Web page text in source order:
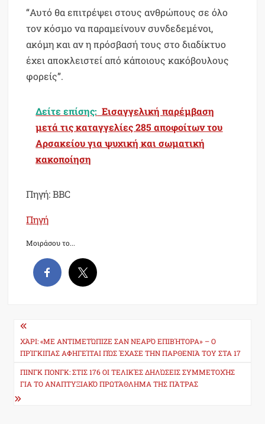
“Αυτό θα επιτρέψει στους ανθρώπους σε όλο
τον κόσμο να παραμείνουν συνδεδεμένοι,
ακόμη και αν η πρόσβασή τους στο διαδίκτυο
έχει αποκλειστεί από κάποιους κακόβουλους
φορείς”.
Δείτε επίσης: Εισαγγελική παρέμβαση
μετά τις καταγγελίες 285 αποφοίτων του
Αρσακείου για ψυχική και σωματική
κακοποίηση
Πηγή: BBC
Πηγή
Μοιράσου το...
Post
navigation
ΧΆΡΙ: «ΜΕ ΑΝΤΙΜΕΤΏΠΙΖΕ ΣΑΝ ΝΕΑΡΌ ΕΠΙΒΉΤΟΡΑ» – Ο
ΠΡΊΓΚΙΠΑΣ ΑΦΗΓΕΊΤΑΙ ΠΏΣ ΈΧΑΣΕ ΤΗΝ ΠΑΡΘΕΝΙΆ ΤΟΥ ΣΤΑ 17
ΠΙΝΓΚ ΠΟΝΓΚ: ΣΤΙΣ 176 ΟΙ ΤΕΛΙΚΈΣ ΔΗΛΏΣΕΙΣ ΣΥΜΜΕΤΟΧΉΣ
ΓΙΑ ΤΟ ΑΝΑΠΤΥΞΙΑΚΌ ΠΡΩΤΆΘΛΗΜΑ ΤΗΣ ΠΆΤΡΑΣ